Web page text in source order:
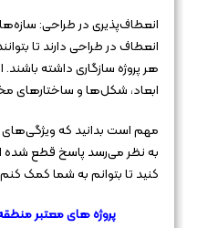
انعطاف‌پذیری در طراحی:
انعطاف در طراحی دارند تا
هر پروژه سازگاری داشته
ابعاد، شکل‌ها و ساختارهای
مهم است بدانید که ویژگی‌های
به نظر می‌رسد پاسخ قطع شده
کنید تا بتوانم به شما کمک
پروژه های معتبر منطقه 22 در وب سایت